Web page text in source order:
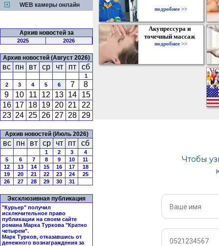
WEB камеры онлайн
Архив новостей за
2025 2026
Архив новостей (Август 2026)
вс пн вт ср чт пт сб
1
2
3 4 5 6 7
8
9
10 11 12 13 14
15
16 17 18 19 20 21
22
23 24 25 26 27 28 29
Архив новостей (Июль 2026)
вс пн вт ср чт пт сб
1 2 3
4
5
6 7 8 9 10
11
12
13 14 15 16 17
18
19
20 21 22 23 24
25
26
27 28 29 30 31
Эксклюзивная публикация
"Курьер" получил
исключительное право
публикации на своем сайте
романа Марка Туркова "Кратно
четырем".
Марк Турков, отказавшись от
денежного вознаграждения за
подробнее >>
Акупрессура и
точечный массаж
подробнее >>